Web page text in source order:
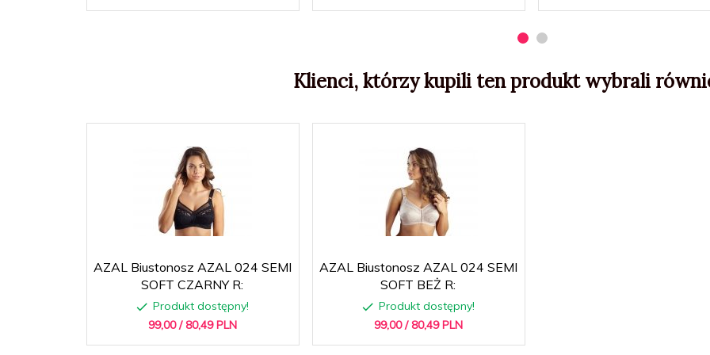
Klienci, którzy kupili ten produkt wybrali
AZAL Biustonosz AZAL 024 SEMI
SOFT CZARNY R:
Produkt dostępny!
99,00 / 80,49 PLN
AZAL Biustonosz AZAL 024 SEMI
SOFT BEŻ R:
Produkt dostępny!
99,00 / 80,49 PLN